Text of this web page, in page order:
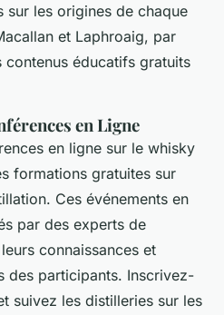
sur les origines de chaque
et Laphroaig, par
éducatifs gratuits
en Ligne
en ligne sur le whisky
formations gratuites sur
Ces événements en
par des experts de
connaissances et
des participants. Inscrivez-
suivez les distilleries sur les